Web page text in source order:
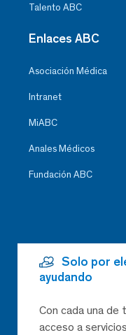
Talento ABC
Enlaces ABC
Asociación Médica
Intranet
MiABC
Anales Médicos
Fundación ABC
Solo por
ayudando
Con cada una de
acceso a